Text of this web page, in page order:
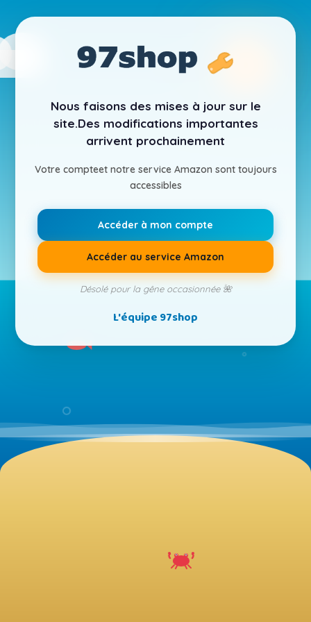
Nous faisons des mises à jour sur le
site.Des modifications importantes
arrivent prochainement
Votre compteet notre service Amazon sont toujours
accessibles
Accéder à mon compte
Accéder au service Amazon
Désolé pour la gêne occasionnée 🌺
L'équipe 97shop